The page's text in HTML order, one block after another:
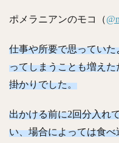
ポメラニアンのモコ（
仕事や所要で思ってい
ってしまうことも増え
掛かりでした。
出かける前に2回分入れ
い、場合によっては食